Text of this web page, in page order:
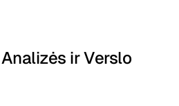
ir Verslo